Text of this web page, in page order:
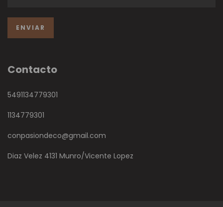
Contacto
5491134779301
1134779301
conpasiondeco@gmail.com
Diaz Velez 4131 Munro/Vicente Lopez